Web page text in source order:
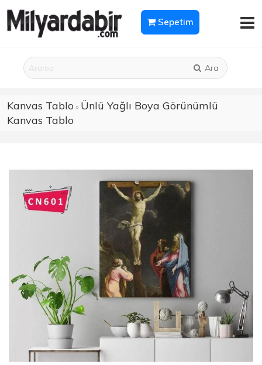
Sepetim
Ara
Kanvas Tablo» Ünlü Yağlı Boya Görünümlü
Kanvas Tablo